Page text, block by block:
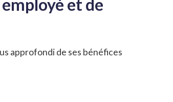
et de
approfondi de ses bénéfices